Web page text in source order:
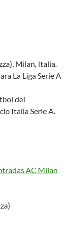
Milan, Italia.
La Liga Serie A
del
Italia Serie A.
AC Milan